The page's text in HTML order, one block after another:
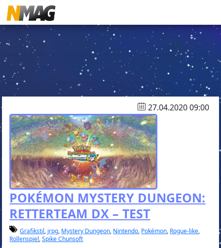
27.04.2020 09:00
POKÉMON MYSTERY DUNGEON:
RETTERTEAM DX – TEST
Grafikstil, jrpg, Mystery Dungeon, Nintendo, Pokémon, Rogue-like,
Rollenspiel,Spike Chunsoft